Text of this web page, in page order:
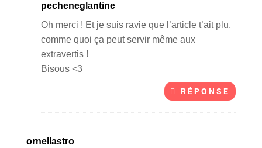
pecheneglantine
Oh merci ! Et je suis ravie que l’article t’ait plu,
comme quoi ça peut servir même aux
extravertis !
Bisous <3
RÉPONSE
ornellastro